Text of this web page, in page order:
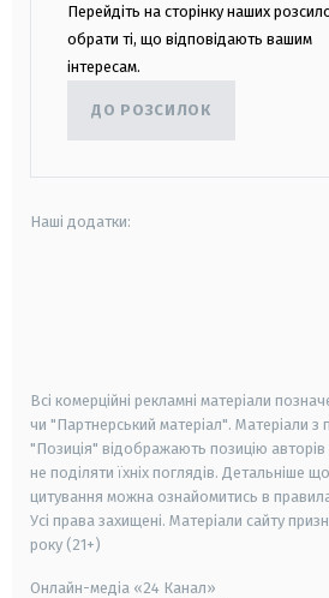
Перейдіть на сторінку наших
обрати ті, що відповідають вашим
інтересам.
ДО РОЗСИЛОК
Наші додатки:
Всі комерційні рекламні матеріали
чи "Партнерський матеріал". Матеріали з
"Позиція" відображають позицію
не поділяти їхніх поглядів. Детальніше
цитування можна ознайомитись в
Усі права захищені. Матеріали сайту
року (21+)
Онлайн-медіа «24 Канал»